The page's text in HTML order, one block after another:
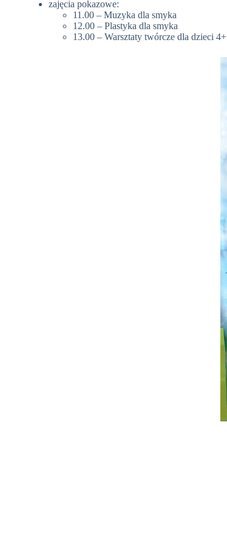
zajęcia pokazowe:
11.00 – Muzyka dla smyka
12.00 – Plastyka dla smyka
13.00 – Warsztaty twórcze dla dzieci 4+